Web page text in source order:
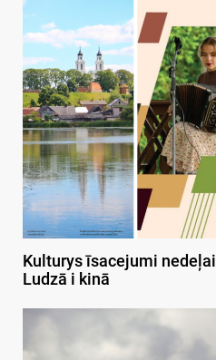
Kulturys īsacejumi
Ludzā i kinā